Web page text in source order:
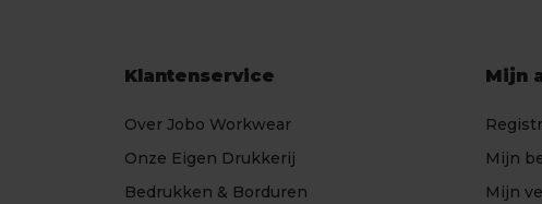
Klantenservice
Over Jobo Workwear
Onze Eigen Drukkerij
Bedrukken & Borduren
Mijn
Mijn
Mijn